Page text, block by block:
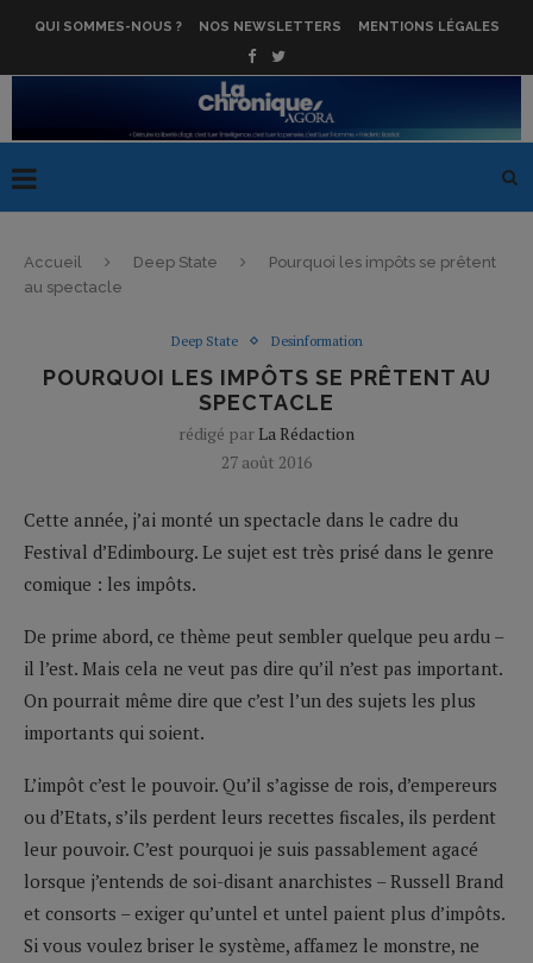
QUI SOMMES-NOUS ? NOS NEWSLETTERS MENTIONS LÉGALES
Accueil Deep State
Pourquoi les impôts se prêtent
au spectacle
Deep State Desinformation
POURQUOI LES IMPÔTS SE PRÊTENT AU
SPECTACLE
rédigé par La Rédaction
27 août 2016
Cette année, j’ai monté un spectacle dans le cadre du
Festival d’Edimbourg. Le sujet est très prisé dans le genre
comique : les impôts.
De prime abord, ce thème peut sembler quelque peu ardu –
il l’est. Mais cela ne veut pas dire qu’il n’est pas important.
On pourrait même dire que c’est l’un des sujets les plus
importants qui soient.
L’impôt c’est le pouvoir. Qu’il s’agisse de rois, d’empereurs
ou d’Etats, s’ils perdent leurs recettes fiscales, ils perdent
leur pouvoir. C’est pourquoi je suis passablement agacé
lorsque j’entends de soi-disant anarchistes – Russell Brand
et consorts – exiger qu’untel et untel paient plus d’impôts.
Si vous voulez briser le système, affamez le monstre, ne